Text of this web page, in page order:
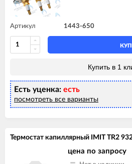
Артикул 1443-650
Купить в 1
Есть уценка: есть
посмотреть все варианты
Термостат капиллярный IMIT TR2
цена по запросу